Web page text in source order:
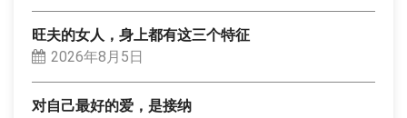
旺夫的女人，身上都有这三个特征
2026年8月5日
对自己最好的爱，是接纳